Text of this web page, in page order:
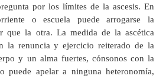
por los límites de la ascesis. En
o escuela puede arrogarse la
que la otra. La medida de la ascética
la renuncia y ejercicio reiterado de la
y un alma fuertes, cónsonos con la
puede apelar a ninguna heteronomía,